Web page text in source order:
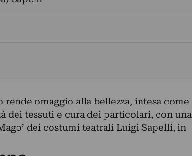
omaggio alla bellezza, intesa come
dei tessuti e cura dei particolari, con una
dei costumi teatrali Luigi Sapelli, in